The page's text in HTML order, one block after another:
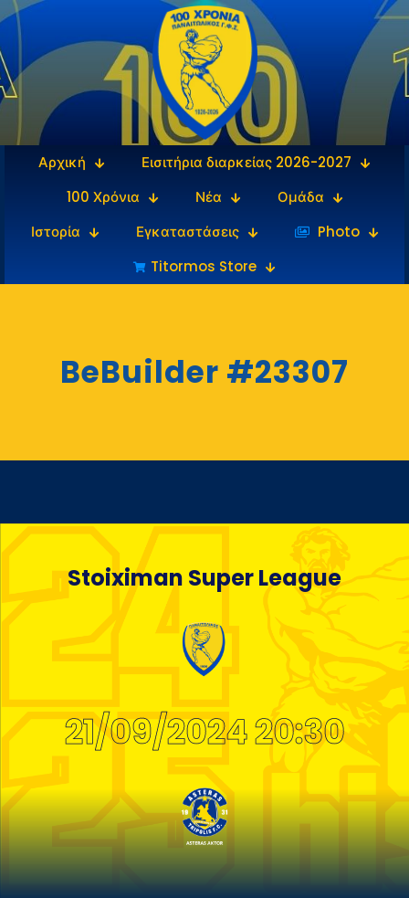
Αρχική
Εισιτήρια διαρκείας 2026-2027
100 Χρόνια
Νέα
Ομάδα
Ιστορία
Εγκαταστάσεις
‎‏‏‎ ‎Photo
Titormos Store
BeBuilder #23307
Stoiximan Super League
21/09/2024 20:30